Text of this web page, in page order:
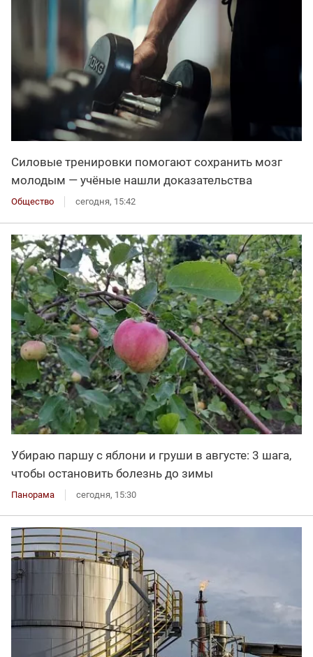
Силовые тренировки помогают сохранить мозг
молодым — учёные нашли доказательства
Общество сегодня, 15:42
Убираю паршу с яблони и груши в августе: 3 шага,
чтобы остановить болезнь до зимы
Панорама сегодня, 15:30